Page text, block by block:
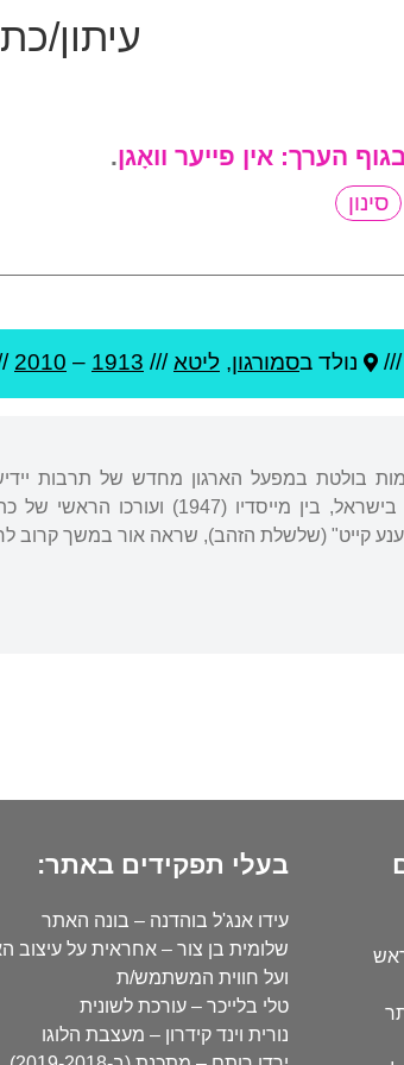
עיתון/
הערך: אין פייער וואָגן.
נולד בסמורגון, ליטא ///
1913
–
2010
בולטת במפעל הארגון מחדש של תרבות
הספרותי היידי שהתפתח בישראל,
קייט" (שלשלת הזהב), שראה אור במשך קרוב
בעלי תפקידים באתר:
עידו אנג'ל בוהדנה – בונה האתר
שלומית בן צור – אחראית על עיצוב
ועל חווית המשתמש/ת
טלי בלייכר – עורכת לשונית
נורית וינד קידרון – מעצבת הלוגו